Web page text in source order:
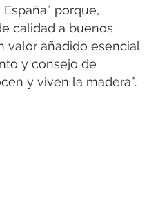
porque,
calidad a buenos
valor añadido esencial
y consejo de
y viven la madera”.